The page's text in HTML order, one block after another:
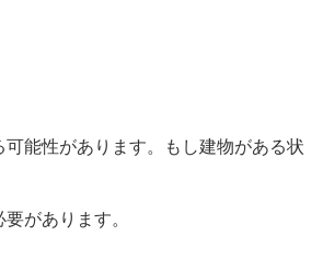
能性があります。もし建物がある状
があります。